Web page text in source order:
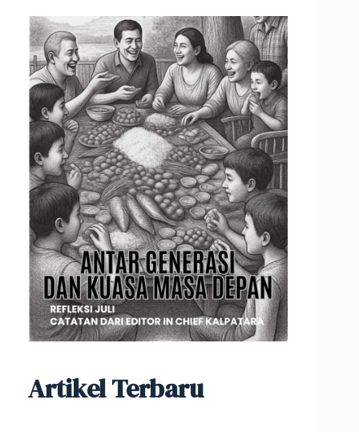
Artikel Terbaru